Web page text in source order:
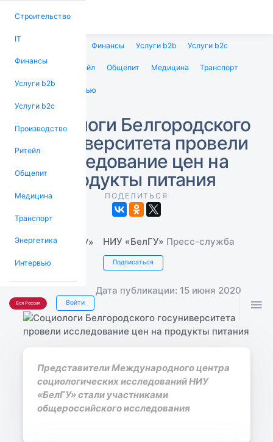
Строительство
IT
Финансы
Услуги b2b
Услуги b2c
Производство
Ритейл
Общепит
Медицина
Транспорт
Энергетика
Интервью
Вся Россия Войти 
Финансы Услуги b2b Услуги b2c
Ритейл Общепит Медицина Транспорт
Энергетика Интервью
Социологи Белгородского
госуниверситета провели
исследование цен на
продукты питания
ПОДЕЛИТЬСЯ
НИУ «БелГУ» Пресс-служба
Подписаться
Дата публикации: 15 июня 2020
Представители Международного центра
социологических исследований НИУ
«БелГУ» стали участниками
общероссийского исследования